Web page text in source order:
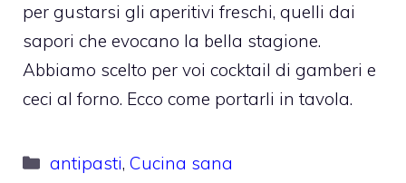
per gustarsi gli aperitivi freschi, quelli dai
sapori che evocano la bella stagione.
Abbiamo scelto per voi cocktail di gamberi e
ceci al forno. Ecco come portarli in tavola.
Categorie
antipasti,Cucina sana